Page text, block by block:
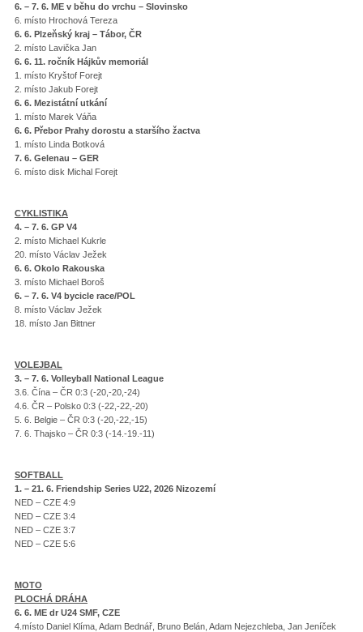
6. – 7. 6. ME v běhu do vrchu – Slovinsko
6. místo Hrochová Tereza
6. 6. Plzeňský kraj – Tábor, ČR
2. místo Lavička Jan
6. 6. 11. ročník Hájkův memoriál
1. místo Kryštof Forejt
2. místo Jakub Forejt
6. 6. Mezistátní utkání
1. místo Marek Váňa
6. 6. Přebor Prahy dorostu a staršího žactva
1. místo Linda Botková
7. 6. Gelenau – GER
6. místo disk Michal Forejt
CYKLISTIKA
4. – 7. 6. GP V4
2. místo Michael Kukrle
20. místo Václav Ježek
6. 6. Okolo Rakouska
3. místo Michael Boroš
6. – 7. 6. V4 bycicle race/POL
8. místo Václav Ježek
18. místo Jan Bittner
VOLEJBAL
3. – 7. 6. Volleyball National League
3.6. Čína – ČR 0:3 (-20,-20,-24)
4.6. ČR – Polsko 0:3 (-22,-22,-20)
5. 6. Belgie – ČR 0:3 (-20,-22,-15)
7. 6. Thajsko – ČR 0:3 (-14.-19.-11)
SOFTBALL
1. – 21. 6. Friendship Series U22, 2026 Nizozemí
NED – CZE 4:9
NED – CZE 3:4
NED – CZE 3:7
NED – CZE 5:6
MOTO
PLOCHÁ DRÁHA
6. 6. ME dr U24 SMF, CZE
4.místo Daniel Klíma, Adam Bednář, Bruno Belán, Adam Nejezchleba, Jan Jeníček